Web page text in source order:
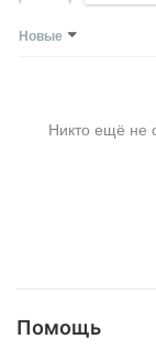
Новые
Никто ещё не
Помощь